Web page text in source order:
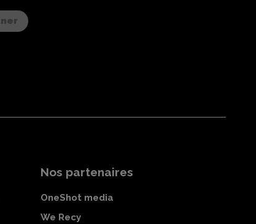
Nos partenaires
OneShot media
We Recy